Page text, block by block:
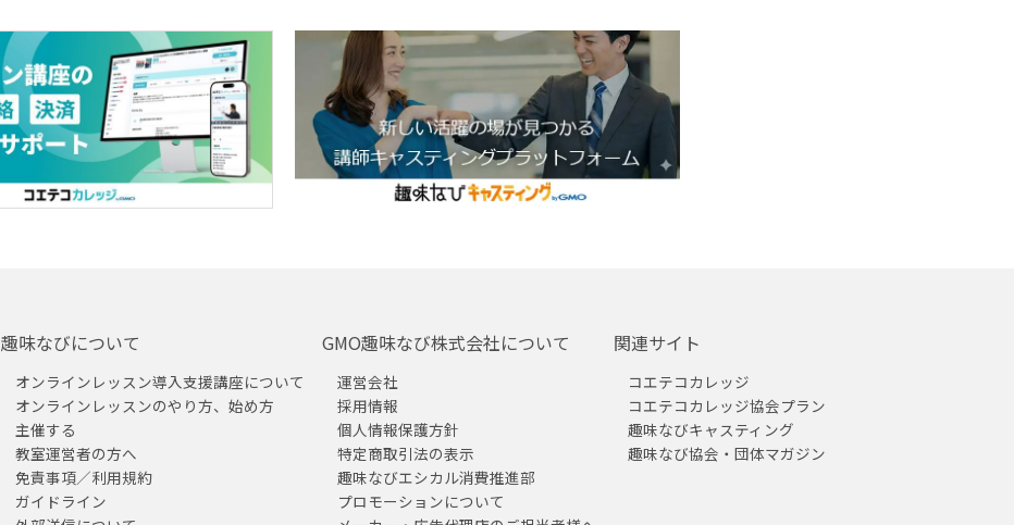
趣味なびについて
オンラインレッスン導入支援講座について
オンラインレッスンのやり方、始め方
主催する
教室運営者の方へ
免責事項／利用規約
ガイドライン
GMO趣味なび株式会社について
運営会社
採用情報
個人情報保護方針
特定商取引法の表示
趣味なびエシカル消費推進部
プロモーションについて
関連サイト
コエテコカレッジ
コエテコカレッジ協会プラン
趣味なびキャスティング
趣味なび協会・団体マガジン